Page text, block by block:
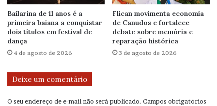
Bailarina de 11 anos é a
primeira baiana a conquistar
dois títulos em festival de
dança
4 de agosto de 2026
Flican movimenta economia
de Canudos e fortalece
debate sobre memória e
reparação histórica
3 de agosto de 2026
Deixe um comentário
O seu endereço de e-mail não será publicado. Campos obrigatórios